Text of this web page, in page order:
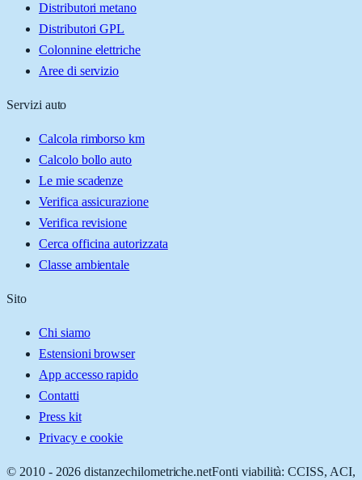
Distributori metano
Distributori GPL
Colonnine elettriche
Aree di servizio
Servizi auto
Calcola rimborso km
Calcolo bollo auto
Le mie scadenze
Verifica assicurazione
Verifica revisione
Cerca officina autorizzata
Classe ambientale
Sito
Chi siamo
Estensioni browser
App accesso rapido
Contatti
Press kit
Privacy e cookie
© 2010 - 2026 distanzechilometriche.netFonti viabilità: CCISS, ACI,